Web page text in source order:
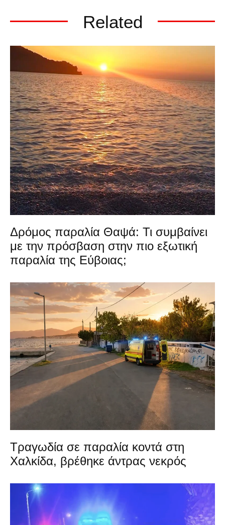
Related
Δρόμος παραλία Θαψά: Τι συμβαίνει
με την πρόσβαση στην πιο εξωτική
παραλία της Εύβοιας;
Τραγωδία σε παραλία κοντά στη
Χαλκίδα, βρέθηκε άντρας νεκρός